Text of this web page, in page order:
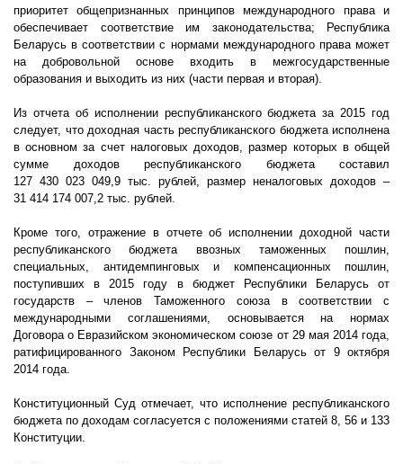
приоритет общепризнанных принципов международного права и
обеспечивает соответствие им законодательства; Республика
Беларусь в соответствии с нормами международного права может
на добровольной основе входить в межгосударственные
образования и выходить из них (части первая и вторая).
Из отчета об исполнении республиканского бюджета за 2015 год
следует, что доходная часть республиканского бюджета исполнена
в основном за счет налоговых доходов, размер которых в общей
сумме доходов республиканского бюджета составил
127 430 023 049,9 тыс. рублей, размер неналоговых доходов –
31 414 174 007,2 тыс. рублей.
Кроме того, отражение в отчете об исполнении доходной части
республиканского бюджета ввозных таможенных пошлин,
специальных, антидемпинговых и компенсационных пошлин,
поступивших в 2015 году в бюджет Республики Беларусь от
государств – членов Таможенного союза в соответствии с
международными соглашениями, основывается на нормах
Договора о Евразийском экономическом союзе от 29 мая 2014 года,
ратифицированного Законом Республики Беларусь от 9 октября
2014 года.
Конституционный Суд отмечает, что исполнение республиканского
бюджета по доходам согласуется с положениями статей 8, 56 и 133
Конституции.